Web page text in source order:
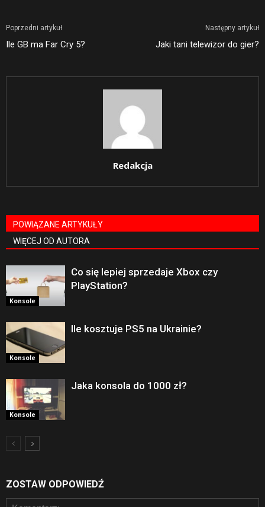
Poprzedni artykuł
Ile GB ma Far Cry 5?
Następny artykuł
Jaki tani telewizor do gier?
Redakcja
POWIĄZANE ARTYKUŁY
WIĘCEJ OD AUTORA
Konsole
Co się lepiej sprzedaje Xbox czy
PlayStation?
Konsole
Ile kosztuje PS5 na Ukrainie?
Konsole
Jaka konsola do 1000 zł?
ZOSTAW ODPOWIEDŹ